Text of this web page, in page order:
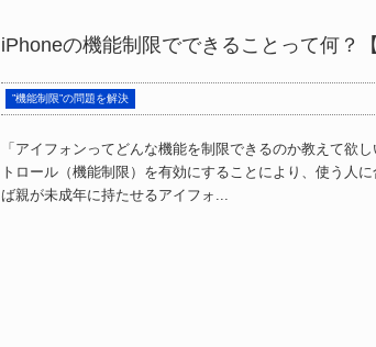
iPhoneの機能制限でできることって何？
”機能制限”の問題を解決
「アイフォンってどんな機能を制限できるのか教えて欲
トロール（機能制限）を有効にすることにより、使う人
ば親が未成年に持たせるアイフォ...